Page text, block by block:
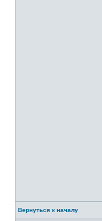
Вернуться к началу